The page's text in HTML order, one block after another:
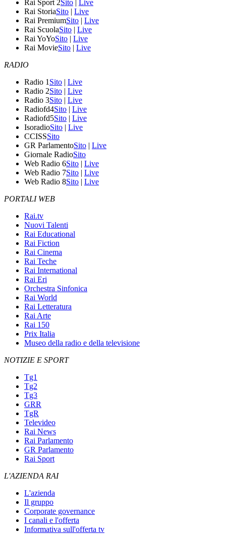
Rai Sport 2Sito | Live
Rai StoriaSito | Live
Rai PremiumSito | Live
Rai ScuolaSito | Live
Rai YoYoSito | Live
Rai MovieSito | Live
RADIO
Radio 1 Sito | Live
Radio 2Sito | Live
Radio 3Sito | Live
Radiofd4Sito | Live
Radiofd5Sito | Live
IsoradioSito | Live
CCISSSito
GR ParlamentoSito | Live
Giornale RadioSito
Web Radio 6Sito | Live
Web Radio 7Sito | Live
Web Radio 8Sito | Live
PORTALI WEB
Rai.tv
Nuovi Talenti
Rai Educational
Rai Fiction
Rai Cinema
Rai Teche
Rai International
Rai Eri
Orchestra Sinfonica
Rai World
Rai Letteratura
Rai Arte
Rai 150
Prix Italia
Museo della radio e della televisione
NOTIZIE E SPORT
Tg1
Tg2
Tg3
GRR
TgR
Televideo
Rai News
Rai Parlamento
GR Parlamento
Rai Sport
L'AZIENDA RAI
L'azienda
Il gruppo
Corporate governance
I canali e l'offerta
Informativa sull'offerta tv